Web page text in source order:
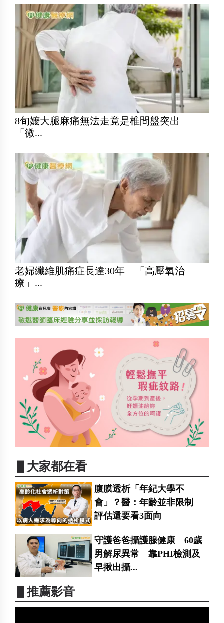
8旬嬤大腿麻痛無法走竟是椎間盤突出
「微...
老婦纖維肌痛症長達30年 「高壓氧治
療」...
▋大家都在看
腹膜透析「年紀大學不
會」？醫：年齡並非限制
評估還要看3面向
守護爸爸攝護腺健康 60歲
男解尿異常 靠PHI檢測及
早揪出攝...
▋推薦影音